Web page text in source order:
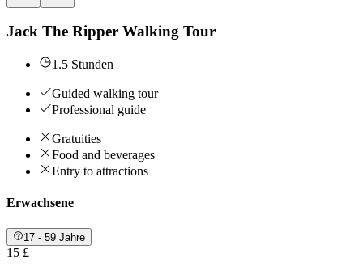
Jack The Ripper Walking Tour
1.5 Stunden
Guided walking tour
Professional guide
Gratuities
Food and beverages
Entry to attractions
Erwachsene
17 - 59 Jahre
15 £